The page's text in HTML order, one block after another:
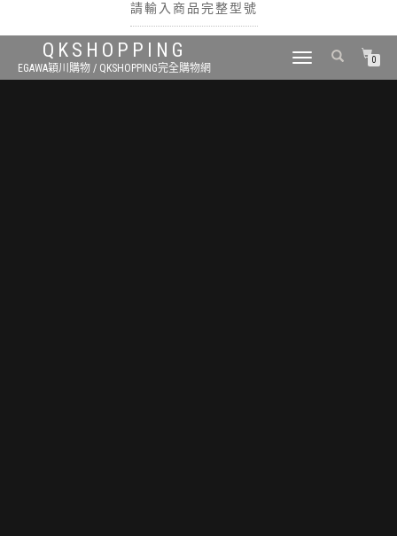
請輸入商品完整型號
QKSHOPPING
EGAWA穎川購物 / QKSHOPPING完全購物網
TOGGLE
0